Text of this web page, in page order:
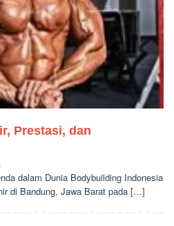
Prestasi, dan
dalam Dunia Bodybuilding Indonesia
di Bandung, Jawa Barat pada […]